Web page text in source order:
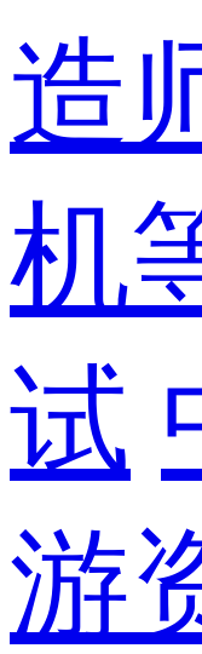
造
机
试
游